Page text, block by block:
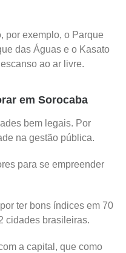
por exemplo, o Parque
das Águas e o Kasato
ao ar livre.
em Sorocaba
bem legais. Por
na gestão pública.
para se empreender
ter bons índices em 70
cidades brasileiras.
a capital, que como